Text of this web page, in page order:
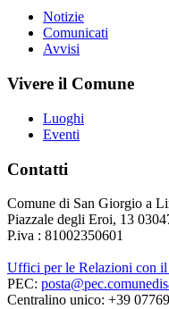
Notizie
Comunicati
Avvisi
Vivere il Comune
Luoghi
Eventi
Contatti
Comune di San Giorgio a
Piazzale degli Eroi, 13
P.iva : 81002350601
Uffici per le Relazioni con
PEC:
Centralino unico: +39